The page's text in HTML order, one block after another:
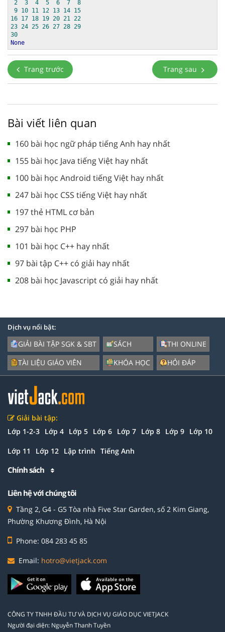
2
3 4 5 6 7
8
9 10 11 12 13 14 15
16 17 18 19 20 21
22
23 24 25 26 27 28 29
30
None
Trang trước Trang sau
Bài viết liên quan
160 bài học ngữ pháp tiếng Anh hay nhất
155 bài học Java tiếng Việt hay nhất
100 bài học Android tiếng Việt hay nhất
247 bài học CSS tiếng Việt hay nhất
197 thẻ HTML cơ bản
297 bài học PHP
101 bài học C++ hay nhất
97 bài tập C++ có giải hay nhất
208 bài học Javascript có giải hay nhất
Dịch vụ nổi bật:
GIẢI BÀI TẬP SGK & SBT
TÀI LIỆU GIÁO VIÊN
SÁCH
KHÓA HỌC
THI ONLINE
HỎI ĐÁP
Giải bài tập:
Lớp 1-2-3 Lớp 4 Lớp 5 Lớp 6 Lớp 7 Lớp 8 Lớp 9 Lớp 10
Lớp 11 Lớp 12 Lập trình Tiếng Anh
Chính sách
Liên hệ với chúng tôi
Tầng 2, G4 - G5 Tòa nhà Five Star Garden, số 2 Kim Giang,
Phường Khương Đình, Hà Nội
Phone: 084 283 45 85
Email: hotro@vietjack.com
CÔNG TY TNHH ĐẦU TƯ VÀ DỊCH VỤ GIÁO DỤC VIETJACK
Người đại diện: Nguyễn Thanh Tuyền